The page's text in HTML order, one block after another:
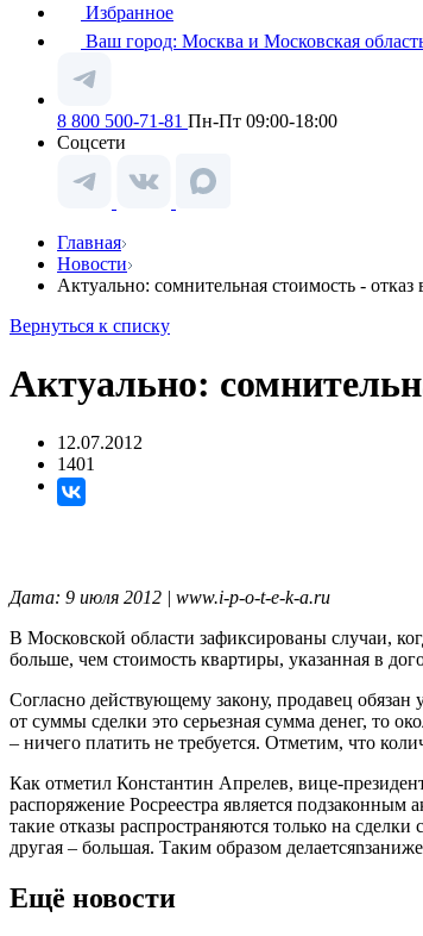
Избранное
Ваш город: Москва и Московская
8 800 500-71-81 Пн-Пт 09:00-18:00
Соцсети
Главная
Новости
Актуально: сомнительная стоимость - отказ
Вернуться к списку
Актуально:
12.07.2012
1401
Дата: 9 июля 2012 | www.i-p-o-t-e-k-a.ru
В Московской области зафиксированы случаи,
больше, чем стоимость квартиры, указанная в
Согласно действующему закону, продавец обязан
от суммы сделки это серьезная сумма денег, то
– ничего платить не требуется. Отметим, что
Как отметил Константин Апрелев, вице-
распоряжение Росреестра является
такие отказы распространяются только на
другая – большая. Таким образом
Ещё новости